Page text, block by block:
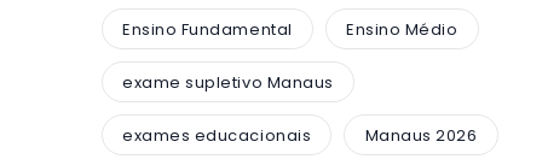
Ensino Fundamental Ensino Médio
exame supletivo Manaus
exames educacionais Manaus 2026